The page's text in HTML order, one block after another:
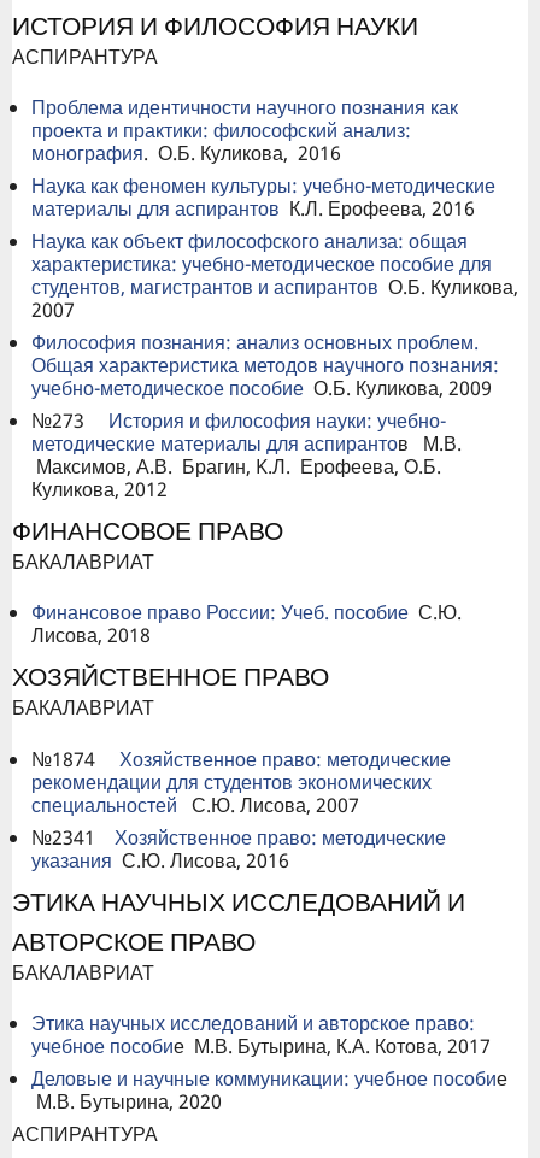
ИСТОРИЯ И ФИЛОСОФИЯ НАУКИ
АСПИРАНТУРА
Проблема идентичности научного познания как
проекта и практики: философский анализ:
монография. О.Б. Куликова, 2016
Наука как феномен культуры: учебно-методические
материалы для аспирантов К.Л. Ерофеева, 2016
Наука как объект философского анализа: общая
характеристика: учебно-методическое пособие для
студентов, магистрантов и аспирантов О.Б. Куликова,
2007
Философия познания: анализ основных проблем.
Общая характеристика методов научного познания:
учебно-методическое пособие О.Б. Куликова, 2009
№273 История и философия науки: учебно-
методические материалы для аспирантов М.В.
Максимов, А.В. Брагин, K.Л. Ерофеева, О.Б.
Куликова, 2012
ФИНАНСОВОЕ ПРАВО
БАКАЛАВРИАТ
Финансовое право России: Учеб. пособие С.Ю.
Лисова, 2018
ХОЗЯЙСТВЕННОЕ ПРАВО
БАКАЛАВРИАТ
№1874 Хозяйственное право: методические
рекомендации для студентов экономических
специальностей С.Ю. Лисова, 2007
№2341 Хозяйственное право: методические
указания С.Ю. Лисова, 2016
ЭТИКА НАУЧНЫХ ИССЛЕДОВАНИЙ И
АВТОРСКОЕ ПРАВО
БАКАЛАВРИАТ
Этика научных исследований и авторское право:
учебное пособие М.В. Бутырина, К.А. Котова, 2017
Деловые и научные коммуникации: учебное пособие
М.В. Бутырина, 2020
АСПИРАНТУРА